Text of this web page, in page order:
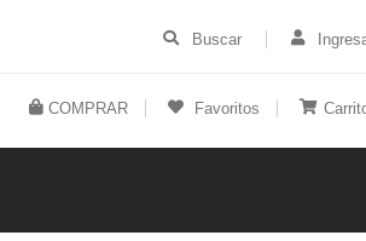
Buscar
COMPRAR Favoritos